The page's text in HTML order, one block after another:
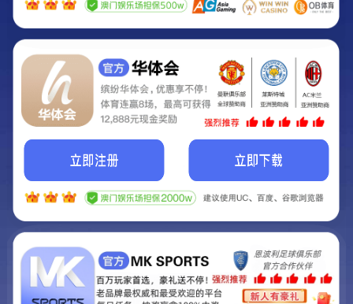
Hey Guys!
我们即将上线啦...
我们的网站正在建设.
它将是非常棒的网站.
联系我们!